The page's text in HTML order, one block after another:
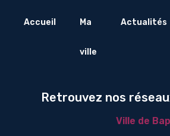
Accueil Ma
ville
Actualités
Retrouvez nos
Ville de